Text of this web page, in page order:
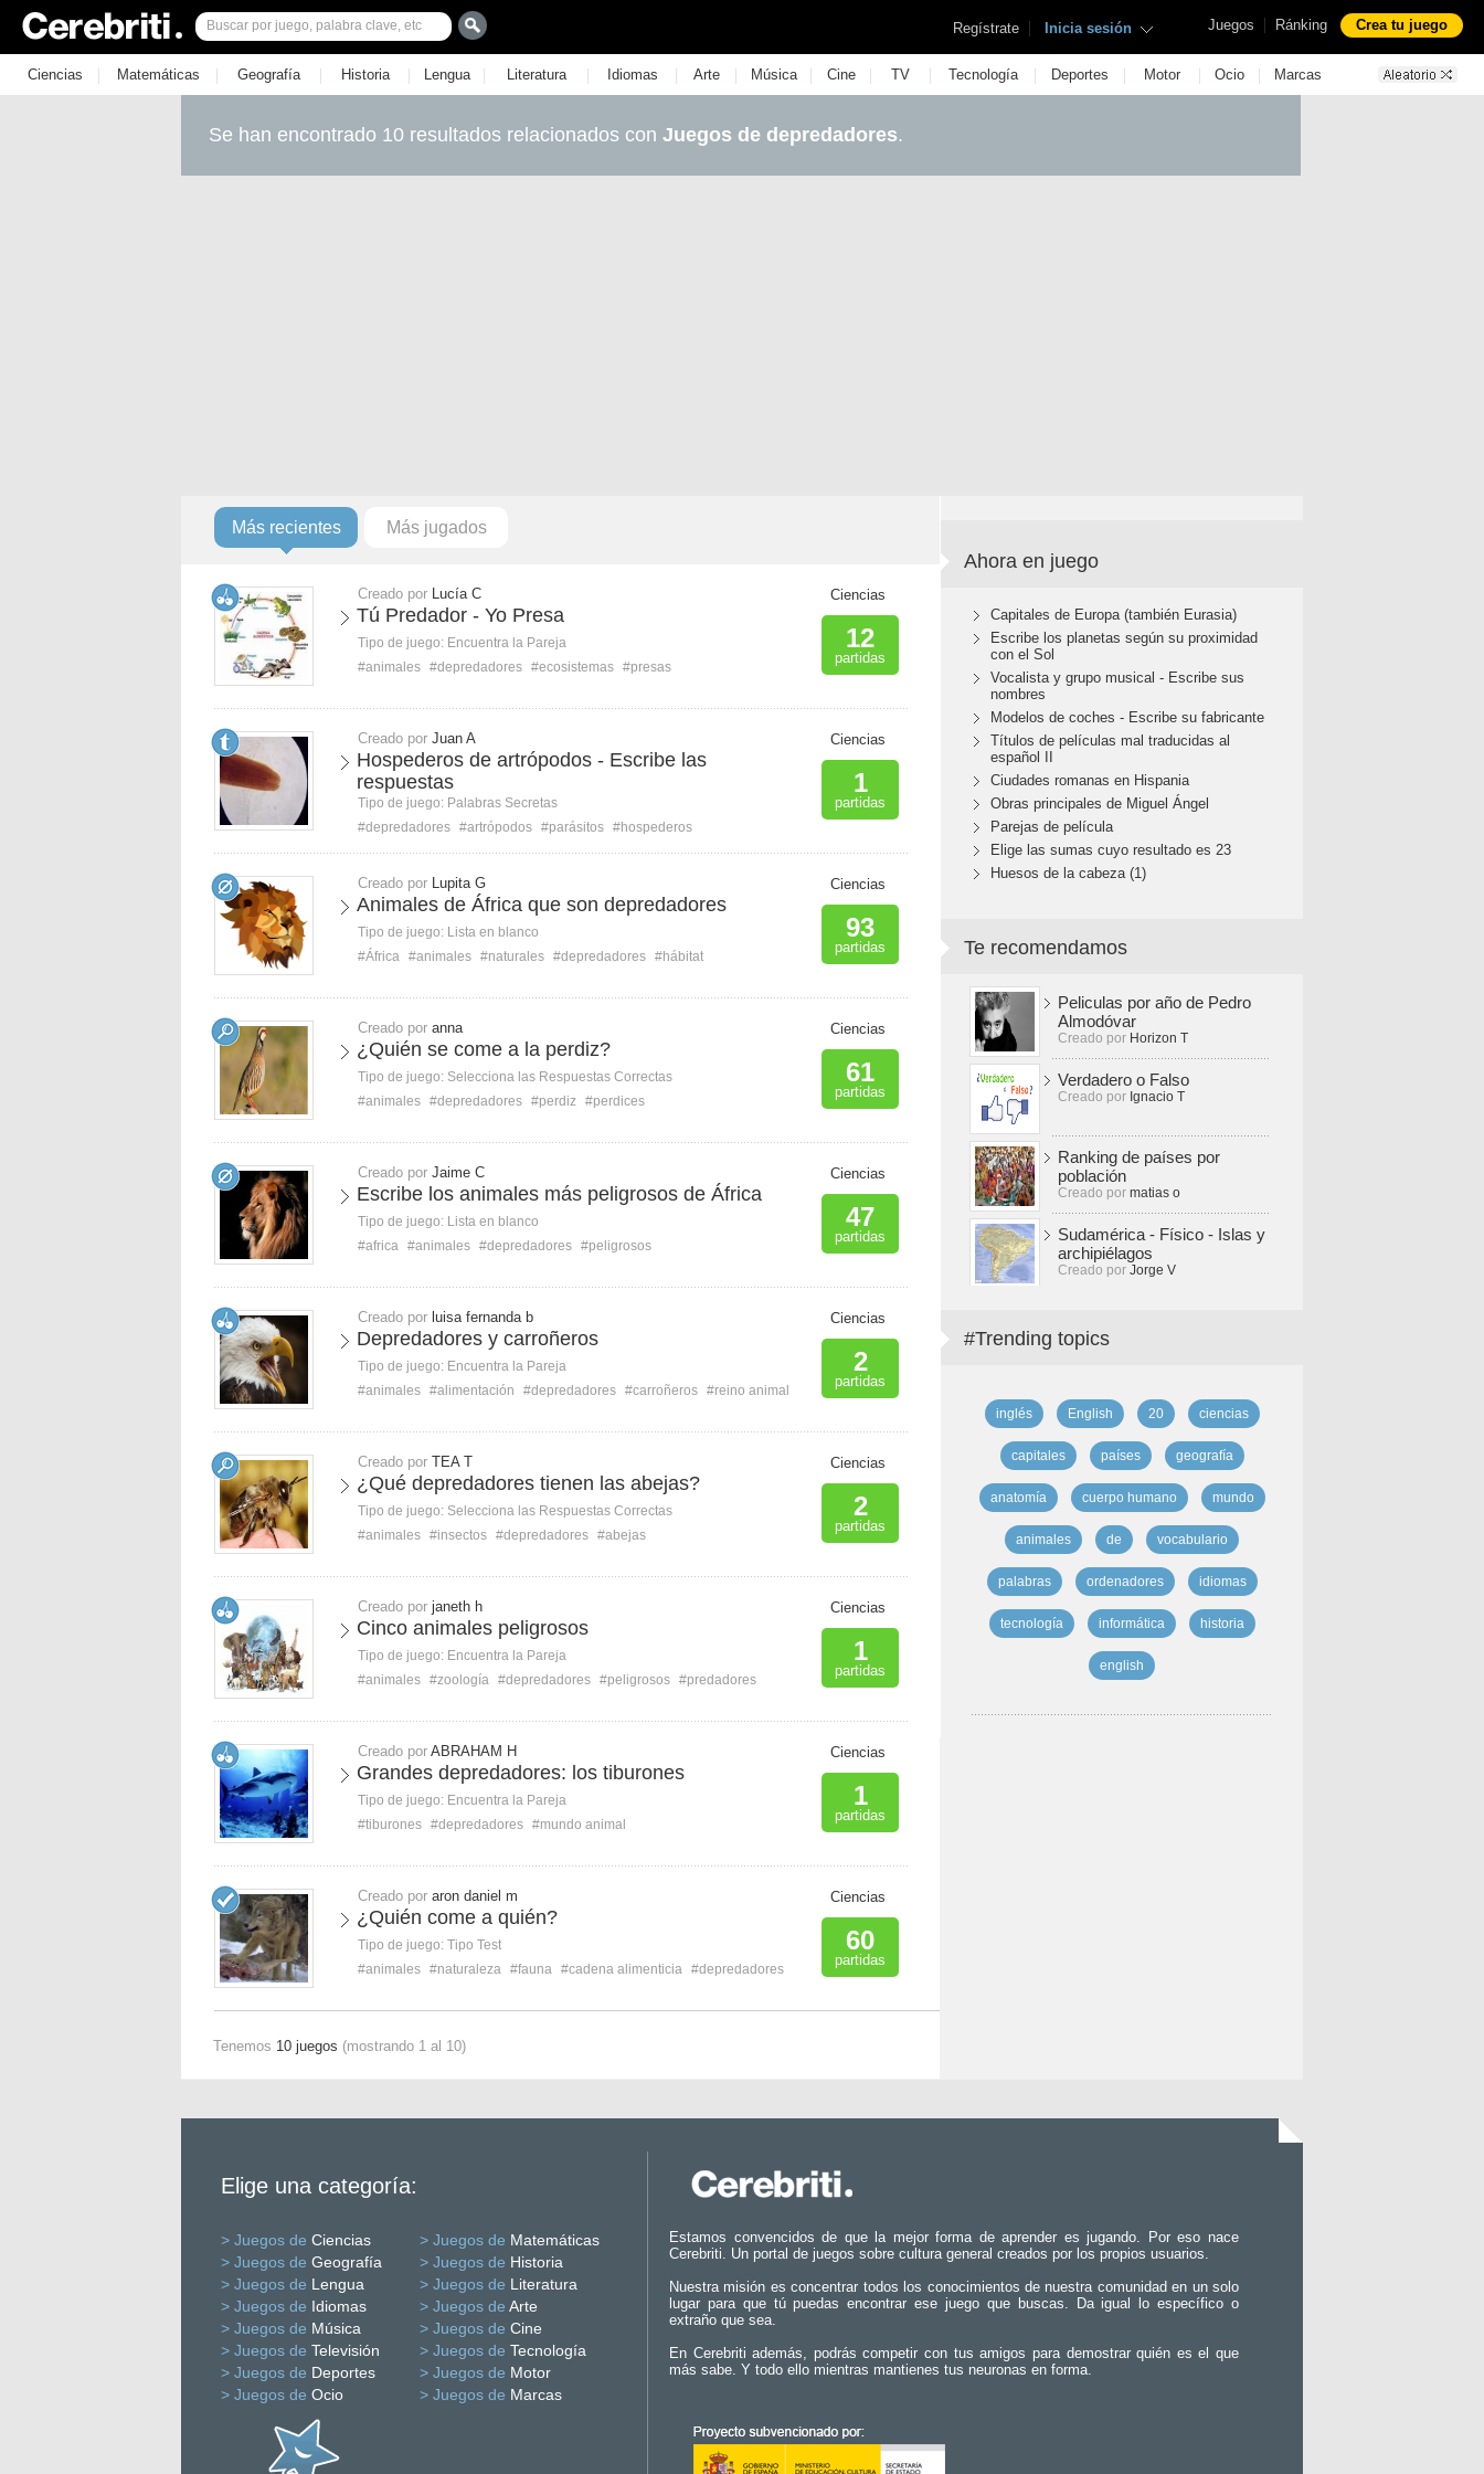
Juegos | Ránking Crea tu juego
Regístrate | Inicia sesión
Ciencias | Matemáticas | Geografía | Historia | Lengua | Literatura | Idiomas | Arte | Música | Cine | TV | Tecnología | Deportes | Motor | Ocio | Marcas
Se han encontrado 10 resultados relacionados con Juegos de depredadores.
Más recientes Más jugados
Creado por Lucía C
Tú Predador - Yo Presa
Tipo de juego: Encuentra la Pareja
#animales #depredadores #ecosistemas #presas
Ciencias
12
partidas
Creado por Juan A
Hospederos de artrópodos - Escribe las
respuestas
Tipo de juego: Palabras Secretas
#depredadores #artrópodos #parásitos #hospederos
Ciencias
1
partidas
Creado por Lupita G
Animales de África que son depredadores
Tipo de juego: Lista en blanco
#África #animales #naturales #depredadores #hábitat
Ciencias
93
partidas
Creado por anna
¿Quién se come a la perdiz?
Tipo de juego: Selecciona las Respuestas Correctas
#animales #depredadores #perdiz #perdices
Ciencias
61
partidas
Creado por Jaime C
Escribe los animales más peligrosos de África
Tipo de juego: Lista en blanco
#africa #animales #depredadores #peligrosos
Ciencias
47
partidas
Creado por luisa fernanda b
Depredadores y carroñeros
Tipo de juego: Encuentra la Pareja
#animales #alimentación #depredadores #carroñeros #reino animal
Ciencias
2
partidas
Creado por TEA T
¿Qué depredadores tienen las abejas?
Tipo de juego: Selecciona las Respuestas Correctas
#animales #insectos #depredadores #abejas
Ciencias
2
partidas
Creado por janeth h
Cinco animales peligrosos
Tipo de juego: Encuentra la Pareja
#animales #zoología #depredadores #peligrosos #predadores
Ciencias
1
partidas
Creado por ABRAHAM H
Grandes depredadores: los tiburones
Tipo de juego: Encuentra la Pareja
#tiburones #depredadores #mundo animal
Ciencias
1
partidas
Creado por aron daniel m
¿Quién come a quién?
Tipo de juego: Tipo Test
#animales #naturaleza #fauna #cadena alimenticia #depredadores
Ciencias
60
partidas
Tenemos 10 juegos (mostrando 1 al 10)
Ahora en juego
Capitales de Europa (también Eurasia)
Escribe los planetas según su proximidad
con el Sol
Vocalista y grupo musical - Escribe sus
nombres
Modelos de coches - Escribe su fabricante
Títulos de películas mal traducidas al
español II
Ciudades romanas en Hispania
Obras principales de Miguel Ángel
Parejas de película
Elige las sumas cuyo resultado es 23
Huesos de la cabeza (1)
Te recomendamos
Peliculas por año de Pedro
Almodóvar
Creado por Horizon T
Verdadero o Falso
Creado por Ignacio T
Ranking de países por
población
Creado por matias o
Sudamérica - Físico - Islas y
archipiélagos
Creado por Jorge V
#Trending topics
inglés English 20 ciencias
capitales países geografía
anatomía cuerpo humano mundo
animales de vocabulario
palabras ordenadores idiomas
tecnología informática historia
english
Elige una categoría:
> Juegos de Ciencias > Juegos de Matemáticas
> Juegos de Geografía > Juegos de Historia
> Juegos de Lengua > Juegos de Literatura
> Juegos de Idiomas > Juegos de Arte
> Juegos de Música > Juegos de Cine
> Juegos de Televisión > Juegos de Tecnología
> Juegos de Deportes > Juegos de Motor
> Juegos de Ocio > Juegos de Marcas
Estamos convencidos de que la mejor forma de aprender es jugando. Por eso nace
Cerebriti. Un portal de juegos sobre cultura general creados por los propios usuarios.
Nuestra misión es concentrar todos los conocimientos de nuestra comunidad en un solo
lugar para que tú puedas encontrar ese juego que buscas. Da igual lo específico o
extraño que sea.
En Cerebriti además, podrás competir con tus amigos para demostrar quién es el que
más sabe. Y todo ello mientras mantienes tus neuronas en forma.